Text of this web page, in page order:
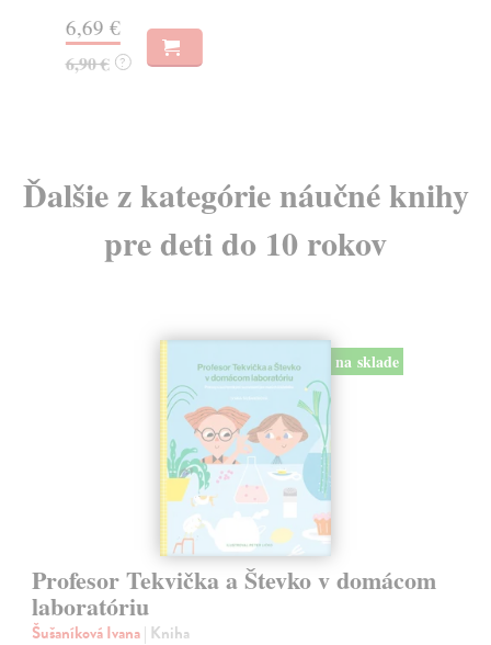
6,69 €
6,90 € ?
Ďalšie z kategórie náučné knihy
pre deti do 10 rokov
na sklade
Profesor Tekvička a Števko v domácom
laboratóriu
Šušaníková Ivana| Kniha